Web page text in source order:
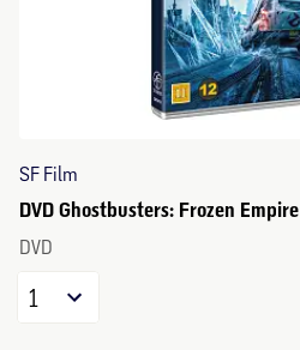
SF Film
DVD Ghostbusters: Frozen Empire
DVD
1